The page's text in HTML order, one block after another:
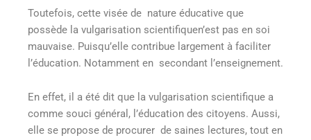
Toutefois, cette visée de nature éducative que
possède la vulgarisation scientifiquen’est pas en soi
mauvaise. Puisqu’elle contribue largement à faciliter
l’éducation. Notamment en secondant l’enseignement.
En effet, il a été dit que la vulgarisation scientifique a
comme souci général, l’éducation des citoyens. Aussi,
elle se propose de procurer de saines lectures, tout en